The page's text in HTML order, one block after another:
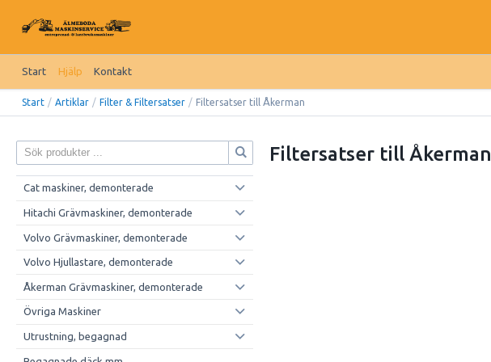
Start Hjälp Kontakt
Start / Artiklar / Filter & Filtersatser / Filtersatser till Åkerman
Cat maskiner, demonterade
Hitachi Grävmaskiner, demonterade
Volvo Grävmaskiner, demonterade
Volvo Hjullastare, demonterade
Åkerman Grävmaskiner, demonterade
Övriga Maskiner
Utrustning, begagnad
Filtersatser till Åkerman